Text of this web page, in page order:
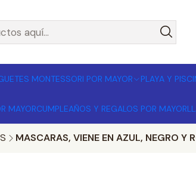
MONTESSORI POR MAYOR PLAYA Y
MAYORCUMPLEAÑOS Y REGALOS POR MAYOR
MASCARAS, VIENE EN AZUL, NEGRO Y